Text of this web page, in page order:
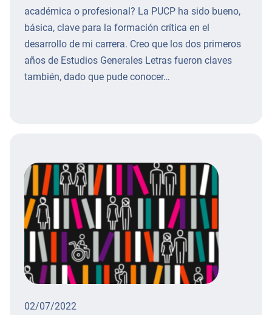
académica o profesional? La PUCP ha sido bueno,
básica, clave para la formación crítica en el
desarrollo de mi carrera. Creo que los dos primeros
años de Estudios Generales Letras fueron claves
también, dado que pude conocer…
02/07/2022